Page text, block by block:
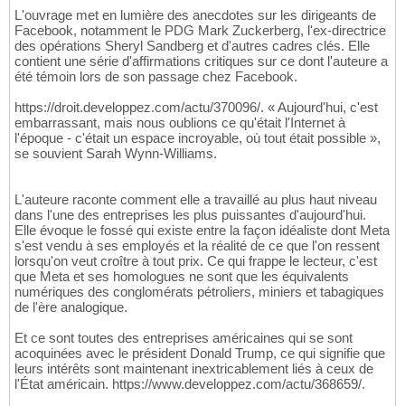
L'ouvrage met en lumière des anecdotes sur les dirigeants de
Facebook, notamment le PDG Mark Zuckerberg, l'ex-directrice
des opérations Sheryl Sandberg et d'autres cadres clés. Elle
contient une série d'affirmations critiques sur ce dont l'auteure a
été témoin lors de son passage chez Facebook.
https://droit.developpez.com/actu/370096/. « Aujourd'hui, c'est
embarrassant, mais nous oublions ce qu'était l'Internet à
l'époque - c'était un espace incroyable, où tout était possible »,
se souvient Sarah Wynn-Williams.
L'auteure raconte comment elle a travaillé au plus haut niveau
dans l'une des entreprises les plus puissantes d'aujourd'hui.
Elle évoque le fossé qui existe entre la façon idéaliste dont Meta
s'est vendu à ses employés et la réalité de ce que l'on ressent
lorsqu'on veut croître à tout prix. Ce qui frappe le lecteur, c'est
que Meta et ses homologues ne sont que les équivalents
numériques des conglomérats pétroliers, miniers et tabagiques
de l'ère analogique.
Et ce sont toutes des entreprises américaines qui se sont
acoquinées avec le président Donald Trump, ce qui signifie que
leurs intérêts sont maintenant inextricablement liés à ceux de
l'État américain. https://www.developpez.com/actu/368659/.